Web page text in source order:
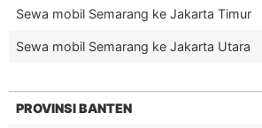
Sewa mobil Semarang ke Jakarta Timur
Sewa mobil Semarang ke Jakarta Utara
PROVINSI BANTEN